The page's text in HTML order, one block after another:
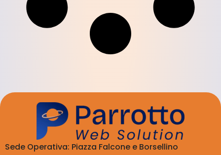
Sede Operativa: Piazza Falcone e Borsellino